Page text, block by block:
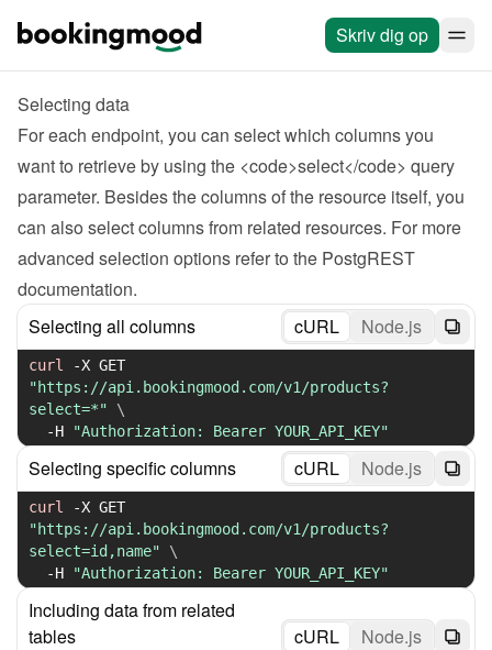
Skriv dig op
Selecting data
For each endpoint, you can select which columns you
want to retrieve by using the <code>select</code> query
parameter. Besides the columns of the resource itself, you
can also select columns from related resources. For more
advanced selection options refer to the PostgREST
documentation.
Selecting all columns
cURL Node.js
curl -X
"https://api.bookingmood.com/v1/products?
select=*"
\
-H
"Authorization: Bearer YOUR_API_KEY"
Selecting specific columns cURL Node.js
curl -X
"https://api.bookingmood.com/v1/products?
select=id,name"
\
-H
"Authorization: Bearer YOUR_API_KEY"
Including data from related
tables
cURL Node.js